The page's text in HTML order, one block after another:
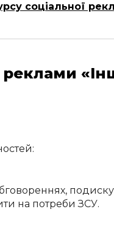
соціальної
на потреби ЗСУ.